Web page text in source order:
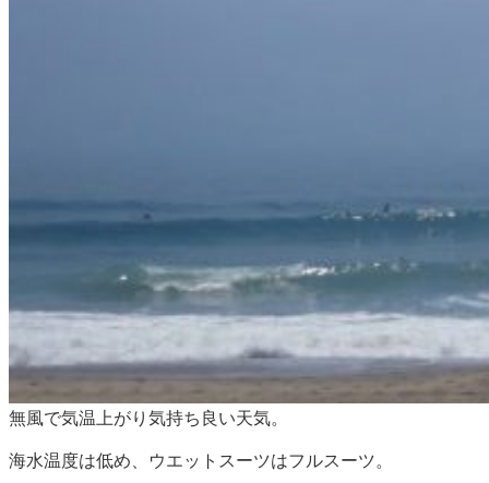
無風で気温上がり気持ち良い天気。
海水温度は低め、ウエットスーツはフルスーツ。